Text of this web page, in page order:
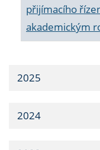
přijímacího
akademickým
2025
2024